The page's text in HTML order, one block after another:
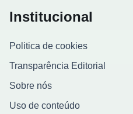
Institucional
Politica de cookies
Transparência Editorial
Sobre nós
Uso de conteúdo